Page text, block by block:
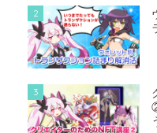
2
3